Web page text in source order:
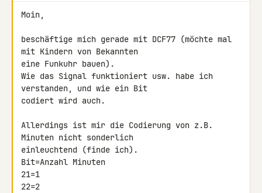
Moin,
beschäftige mich gerade mit DCF77 (möchte mal
mit Kindern von Bekannten
eine Funkuhr bauen).
Wie das Signal funktioniert usw. habe ich
verstanden, und wie ein Bit
codiert wird auch.
Allerdings ist mir die Codierung von z.B.
Minuten nicht sonderlich
einleuchtend (finde ich).
Bit=Anzahl Minuten
21=1
22=2